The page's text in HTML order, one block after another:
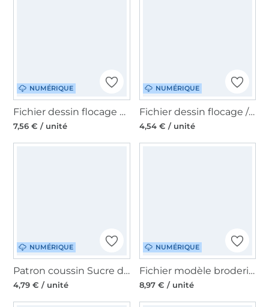
NUMÉRIQUE
Fichier dessin flocage Merry Snailmas Beemybear
7,56 € / unité
NUMÉRIQUE
Fichier dessin flocage / Printdatei Weihnachtsrezept Beemybear
4,54 € / unité
NUMÉRIQUE
Patron coussin Sucre d’orge pdf byGesa, en allemand & en anglais
4,79 € / unité
NUMÉRIQUE
Fichier modèle broderie Père Noël 3D Stickzeit
8,97 € / unité